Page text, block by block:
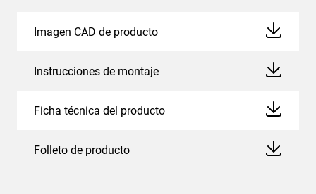
Imagen CAD de producto
Instrucciones de montaje
Ficha técnica del producto
Folleto de producto